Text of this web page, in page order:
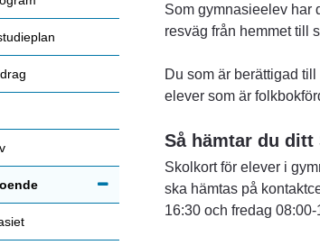
Som gymnasieelev har
resväg från hemmet till
Du som är berättigad
elever som är
Så hämtar du ditt
Skolkort för elever i
ska hämtas på
16:30 och fredag